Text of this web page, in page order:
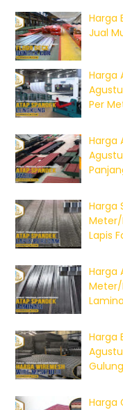
Harga
Jual
Harga
Per
Harga
Harga
Meter/
Lapis
Harga
Meter/
Harga
Harga